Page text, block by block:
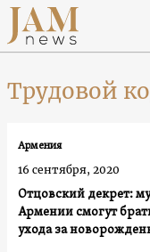
Трудовой
Отцовский декрет:
Армении смогут
ухода за
Армения
16 сентября, 2020